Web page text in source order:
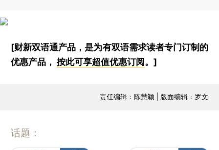
[财新双语通产品，是为有双语需求读者专门订制的
优惠产品，按此可享超值优惠订阅。]
责任编辑：陈慧颖 | 版面编辑：罗文
话题：